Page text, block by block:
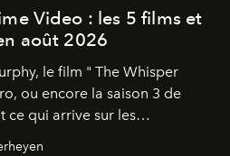
Video : les 5 films et
août 2026
le film " The Whisper
ou encore la saison 3 de
qui arrive sur les
en août 2026.